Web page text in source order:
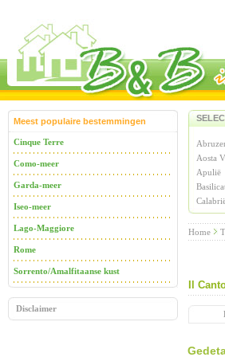
Meest populaire bestemmingen
Cinque Terre
Como-meer
Garda-meer
Iseo-meer
Lago-Maggiore
Rome
Sorrento/Amalfitaanse kust
Disclaimer
Aosta
Apulië
Home
Il